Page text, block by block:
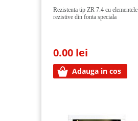
Rezistenta tip ZR 7.4 cu elementele
rezistive din fonta speciala
0.00 lei
Adauga in cos